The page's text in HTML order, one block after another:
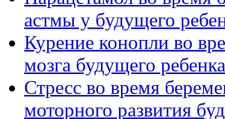
астмы у будущего
Курение конопли во
мозга будущего ребенка
Стресс во время
моторного развития